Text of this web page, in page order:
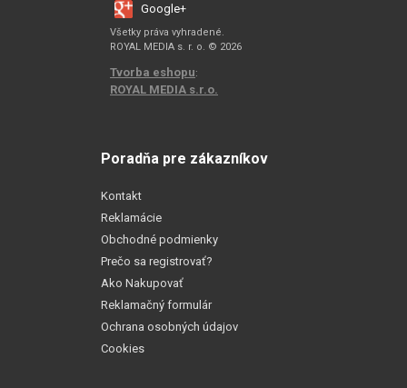
Google+
Všetky práva vyhradené.
ROYAL MEDIA s. r. o. © 2026
Tvorba eshopu:
ROYAL MEDIA s.r.o.
Poradňa pre zákazníkov
Kontakt
Reklamácie
Obchodné podmienky
Prečo sa registrovať?
Ako Nakupovať
Reklamačný formulár
Ochrana osobných údajov
Cookies